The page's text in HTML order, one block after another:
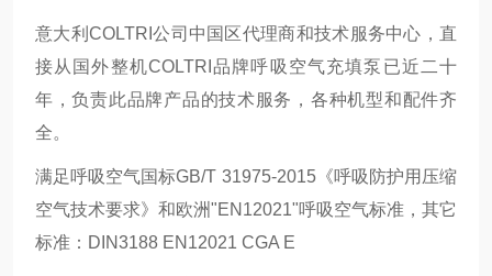
意大利COLTRI公司中国区代理商和技术服务中心，直
接从国外整机COLTRI品牌呼吸空气充填泵已近二十
年，负责此品牌产品的技术服务，各种机型和配件齐
全。
满足呼吸空气国标GB/T 31975-2015《呼吸防护用压缩
空气技术要求》和欧洲"EN12021"呼吸空气标准，其它
标准：DIN3188 EN12021 CGA E